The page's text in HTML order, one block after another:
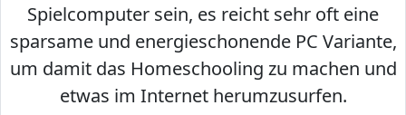
Spielcomputer sein, es reicht sehr oft eine
sparsame und energieschonende PC Variante,
um damit das Homeschooling zu machen und
etwas im Internet herumzusurfen.